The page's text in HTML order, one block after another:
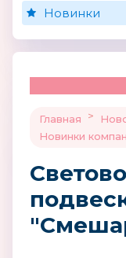
Новинки
Главная >
Новинки